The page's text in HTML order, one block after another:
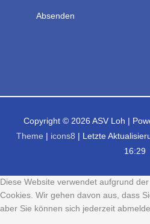
Copyright © 2026 ASV Loh |
Theme
icons8 | Letzte
16:29
Diese Website verwendet aufgrund
Cookies. Wir gehen davon aus, dass
aber Sie können sich jederzeit